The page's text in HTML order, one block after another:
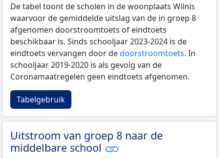
De tabel toont de scholen in de woonplaats Wilnis
waarvoor de gemiddelde uitslag van de in groep 8
afgenomen doorstroomtoets of eindtoets
beschikbaar is. Sinds schooljaar 2023-2024 is de
eindtoets vervangen door dedoorstroomtoets. In
schooljaar 2019-2020 is als gevolg van de
Coronamaatregelen geen eindtoets afgenomen.
Tabelgebruik
Uitstroom van groep 8 naar de
middelbare school